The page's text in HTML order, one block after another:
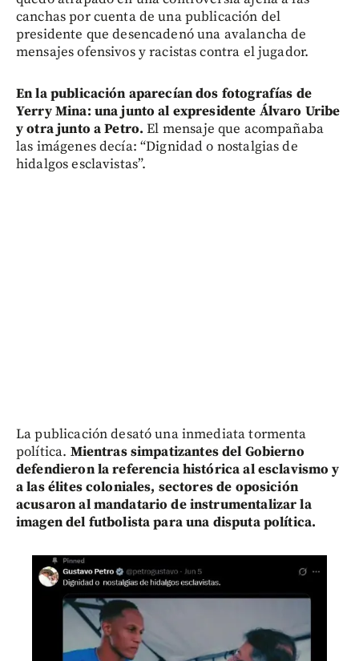
canchas por cuenta de una publicación del
presidente que desencadenó una avalancha de
mensajes ofensivos y racistas contra el jugador.
En la publicación aparecían dos fotografías de
Yerry Mina: una junto al expresidente Álvaro Uribe
y otra junto a Petro. El mensaje que acompañaba
las imágenes decía: “Dignidad o nostalgias de
hidalgos esclavistas”.
La publicación desató una inmediata tormenta
política. Mientras simpatizantes del Gobierno
defendieron la referencia histórica al esclavismo y
a las élites coloniales, sectores de oposición
acusaron al mandatario de instrumentalizar la
imagen del futbolista para una disputa política.